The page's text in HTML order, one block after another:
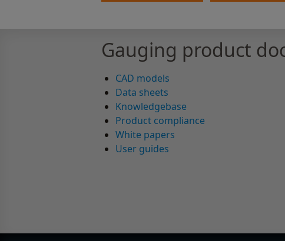
Gauging product
CAD models
Data sheets
Knowledgebase
Product compliance
White papers
User guides